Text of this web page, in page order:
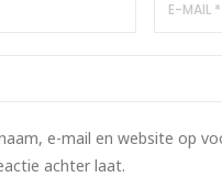
e-mail en website op
achter laat.